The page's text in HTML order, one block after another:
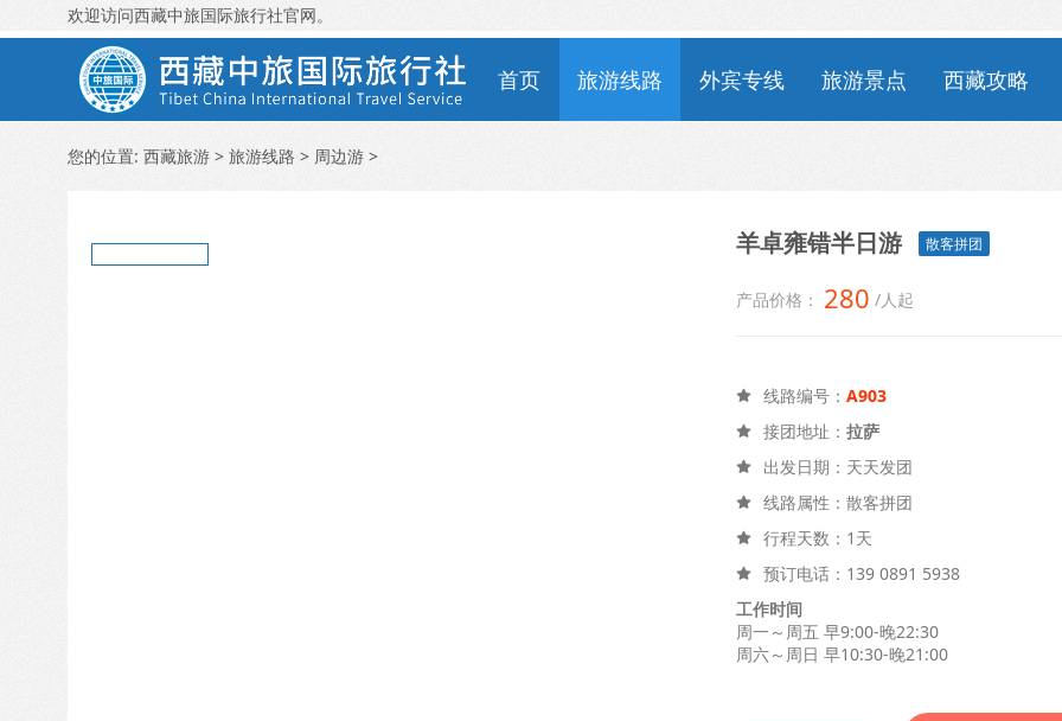
欢迎访问西藏中旅国际旅行社官网。
首页 旅游线路 外宾专线 旅游景点 西藏攻略
您的位置: 西藏旅游 > 旅游线路 > 周边游 >
羊卓雍错半日游 散客拼团
产品价格： 280 /人起
 线路编号： A903
 接团地址： 拉萨
 出发日期：天天发团
 线路属性：散客拼团
 行程天数：1天
 预订电话： 139 0891 5938
工作时间
周一～周五 早9:00-晚22:30
周六～周日 早10:30-晚21:00